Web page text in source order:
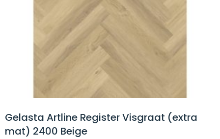
Gelasta Artline Register Visgraat (extra
mat) 2400 Beige